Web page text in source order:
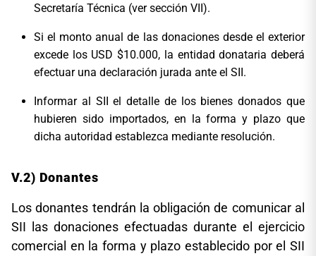
Secretaría Técnica (ver sección VII).
Si el monto anual de las donaciones desde el exterior
excede los USD $10.000, la entidad donataria deberá
efectuar una declaración jurada ante el SII.
Informar al SII el detalle de los bienes donados que
hubieren sido importados, en la forma y plazo que
dicha autoridad establezca mediante resolución.
V.2) Donantes
Los donantes tendrán la obligación de comunicar al
SII las donaciones efectuadas durante el ejercicio
comercial en la forma y plazo establecido por el SII